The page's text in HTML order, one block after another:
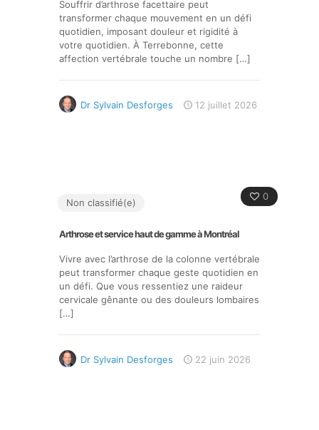
Souffrir d’arthrose facettaire peut
transformer chaque mouvement en un défi
quotidien, imposant douleur et rigidité à
votre quotidien. À Terrebonne, cette
affection vertébrale touche un nombre […]
Dr Sylvain Desforges 12 juillet 2026
0
Non classifié(e)
Arthrose et service haut de gamme à Montréal
Vivre avec l’arthrose de la colonne vertébrale
peut transformer chaque geste quotidien en
un défi. Que vous ressentiez une raideur
cervicale gênante ou des douleurs lombaires
[…]
Dr Sylvain Desforges 22 juin 2026